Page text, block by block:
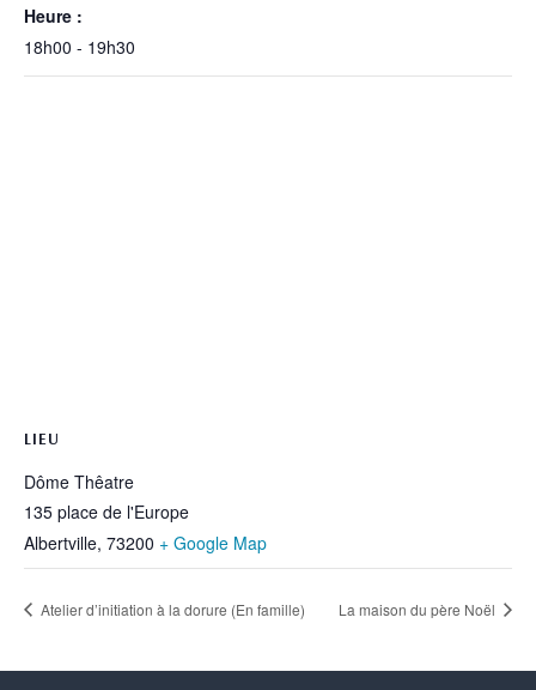
Heure :
18h00 - 19h30
LIEU
Dôme Thêatre
135 place de l'Europe
Albertville, 73200 + Google Map
Atelier d’initiation à la dorure (En famille) La maison du père Noël